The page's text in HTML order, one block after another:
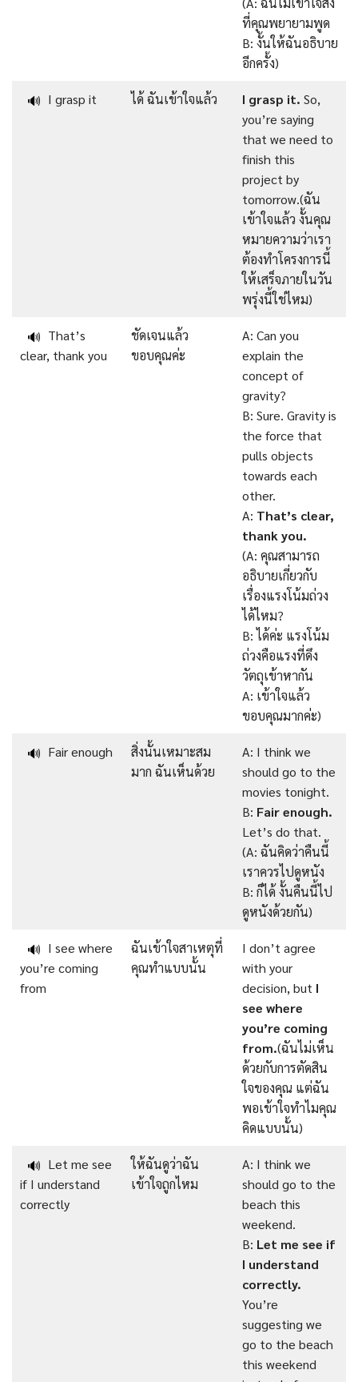
ที่คุณพยายามพูด
B: งั้นให้ฉันอธิบาย
อีกครั้ง)
🔊 I grasp it ได้ ฉันเข้าใจแล้ว I grasp it. So,
you’re saying
that we need to
finish this
project by
tomorrow.(ฉัน
เข้าใจแล้ว งั้นคุณ
หมายความว่าเรา
ต้องทำโครงการนี้
ให้เสร็จภายในวัน
พรุ่งนี้ใช่ไหม)
🔊 That’s
clear, thank you
ชัดเจนแล้ว
ขอบคุณค่ะ
A: Can you
explain the
concept of
gravity?
B: Sure. Gravity is
the force that
pulls objects
towards each
other.
A: That’s clear,
thank you.
(A: คุณสามารถ
อธิบายเกี่ยวกับ
เรื่องแรงโน้มถ่วง
ได้ไหม?
B: ได้ค่ะ แรงโน้ม
ถ่วงคือแรงที่ดึง
วัตถุเข้าหากัน
A: เข้าใจแล้ว
ขอบคุณมากค่ะ)
🔊 Fair enough
สิ่งนั้นเหมาะสม
มาก ฉันเห็นด้วย
A: I think we
should go to the
movies tonight.
B: Fair enough.
Let’s do that.
(A: ฉันคิดว่าคืนนี้
เราควรไปดูหนัง
B: ก็ได้ งั้นคืนนี้ไป
ดูหนังด้วยกัน)
🔊 I see where
you’re coming
from
ฉันเข้าใจสาเหตุที่
คุณทำแบบนั้น
I don’t agree
with your
decision, but I
see where
you’re coming
from.(ฉันไม่เห็น
ด้วยกับการตัดสิน
ใจของคุณ แต่ฉัน
พอเข้าใจทำไมคุณ
คิดแบบนั้น)
🔊 Let me see
if I understand
correctly
ให้ฉันดูว่าฉัน
เข้าใจถูกไหม
A: I think we
should go to the
beach this
weekend.
B: Let me see if
I understand
correctly.
You’re
suggesting we
go to the beach
this weekend